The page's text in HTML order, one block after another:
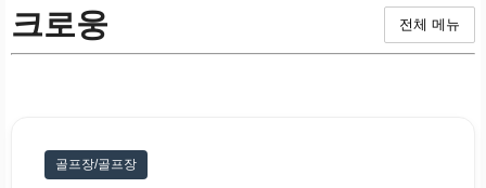
크로웅 전체 메뉴
골프장/골프장